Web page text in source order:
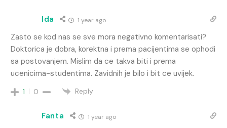
Ida 1 year ago
Zasto se kod nas se sve mora negativno komentarisati?
Doktorica je dobra, korektna i prema pacijentima se ophodi
sa postovanjem. Mislim da ce takva biti i prema
ucenicima-studentima. Zavidnih je bilo i bit ce uvijek.
1 0 Reply
Fanta 1 year ago